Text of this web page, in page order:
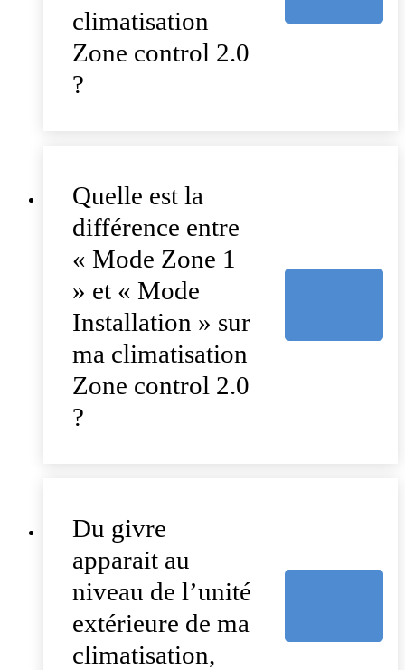
climatisation
Zone control 2.0
?
Quelle est la
différence entre
« Mode Zone 1
» et « Mode
Installation » sur
ma climatisation
Zone control 2.0
?
Du givre
apparait au
niveau de l’unité
extérieure de ma
climatisation,